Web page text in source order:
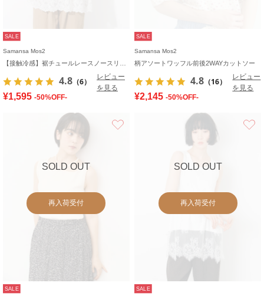
SALE
Samansa Mos2
4.8 （6）
レビュー
を見る
¥1,595 -50%OFF-
SALE
Samansa Mos2
柄アソートワッフル前後2WAYカットソー
4.8 （16）
レビュー
を見る
¥2,145 -50%OFF-
SOLD OUT
再入荷受付
SALE
SOLD OUT
再入荷受付
SALE